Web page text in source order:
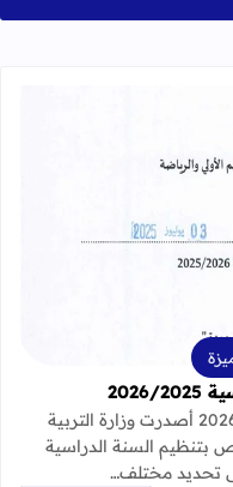
المزيد عن مقرر تنظيم السنة الدراسية
مقرر تنظيم السنة الدراسية 2026/2025 أصدرت وزارة التربية
بتنظيم السنة الدراسية